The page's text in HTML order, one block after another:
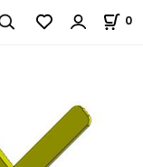
0